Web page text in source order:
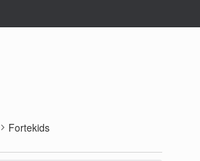
Fortekids